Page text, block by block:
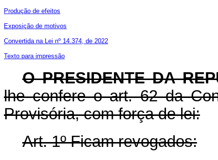
Produção de efeitos
Exposição de motivos
Convertida na Lei nº 14.374, de 2022
Texto para impressão
O PRESIDENTE DA
lhe confere o art. 62 da
Provisória, com força de lei:
Art. 1º Ficam revogados: